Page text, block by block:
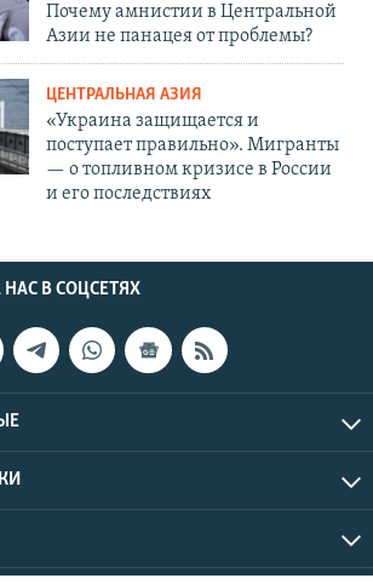
Почему амнистии в Центральной
Азии не панацея от проблемы?
ЦЕНТРАЛЬНАЯ АЗИЯ
«Украина защищается и
поступает правильно». Мигранты
— о топливном кризисе в России
и его последствиях
В СОЦСЕТЯХ